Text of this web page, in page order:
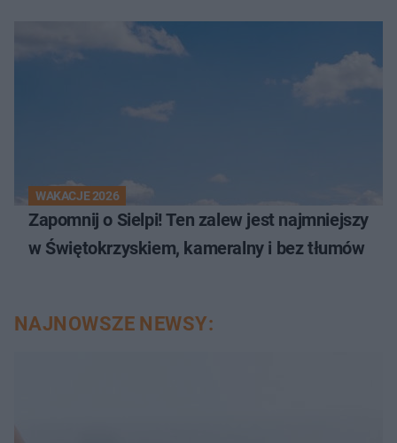
WAKACJE 2026
Zapomnij o Sielpi! Ten zalew jest najmniejszy
w Świętokrzyskiem, kameralny i bez tłumów
NAJNOWSZE NEWSY: